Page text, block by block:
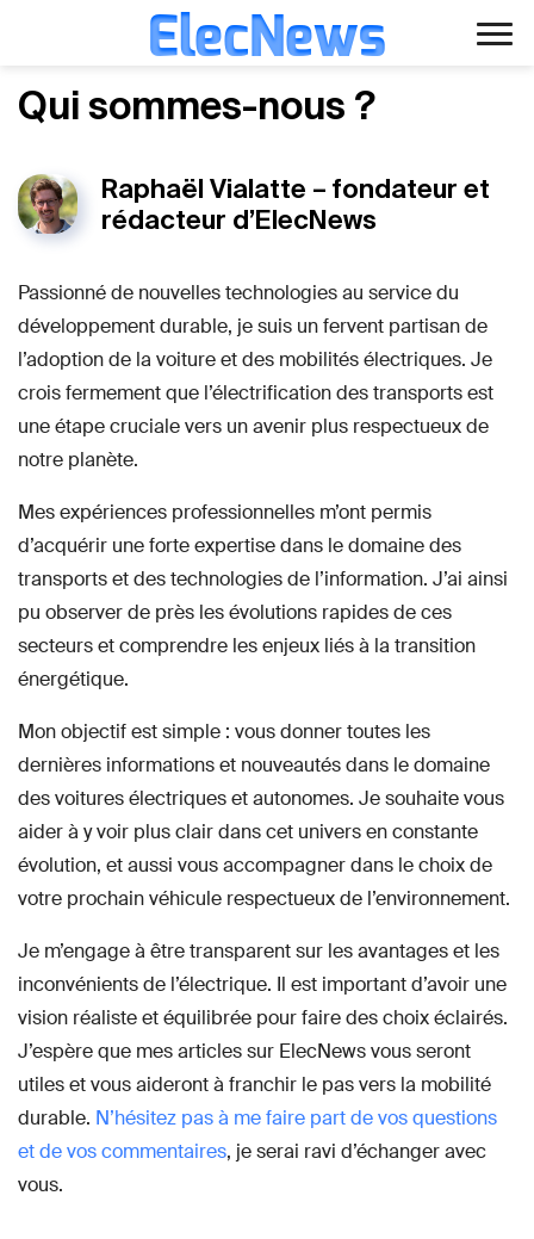
Aller
ElecNews
Voiture électrique
Finance
Fiches techniques
Qui sommes-nous ?
Raphaël Vialatte – fondateur et
rédacteur d’ElecNews
Passionné de nouvelles technologies au service du
développement durable, je suis un fervent partisan de
l’adoption de la voiture et des mobilités électriques. Je
crois fermement que l’électrification des transports est
une étape cruciale vers un avenir plus respectueux de
notre planète.
Mes expériences professionnelles m’ont permis
d’acquérir une forte expertise dans le domaine des
transports et des technologies de l’information. J’ai ainsi
pu observer de près les évolutions rapides de ces
secteurs et comprendre les enjeux liés à la transition
énergétique.
Mon objectif est simple : vous donner toutes les
dernières informations et nouveautés dans le domaine
des voitures électriques et autonomes. Je souhaite vous
aider à y voir plus clair dans cet univers en constante
évolution, et aussi vous accompagner dans le choix de
votre prochain véhicule respectueux de l’environnement.
Je m’engage à être transparent sur les avantages et les
inconvénients de l’électrique. Il est important d’avoir une
vision réaliste et équilibrée pour faire des choix éclairés.
J’espère que mes articles sur ElecNews vous seront
utiles et vous aideront à franchir le pas vers la mobilité
durable. N’hésitez pas à me faire part de vos questions
et de vos commentaires, je serai ravi d’échanger avec
vous.